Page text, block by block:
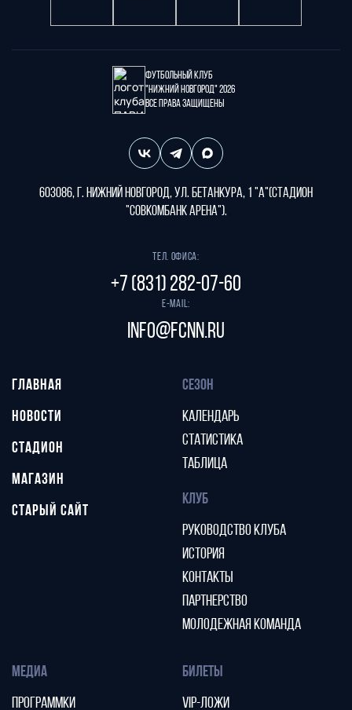
Футбольный клуб
"Нижний Новгород" 2026
Все права защищены
603086, г. Нижний Новгород, ул. Бетанкура, 1 "А"(стадион
"СОВКОМБАНК АРЕНА").
Тел. офиса:
+7 (831) 282-07-60
E-mail:
info@fcnn.ru
ГЛАВНАЯ
НОВОСТИ
СТАДИОН
МАГАЗИН
СТАРЫЙ САЙТ
СЕЗОН
КАЛЕНДАРЬ
СТАТИСТИКА
ТАБЛИЦА
КЛУБ
РУКОВОДСТВО КЛУБА
ИСТОРИЯ
КОНТАКТЫ
ПАРТНЕРСТВО
МОЛОДЕЖНАЯ КОМАНДА
МЕДИА
ПРОГРАММКИ
БИЛЕТЫ
VIP-ЛОЖИ